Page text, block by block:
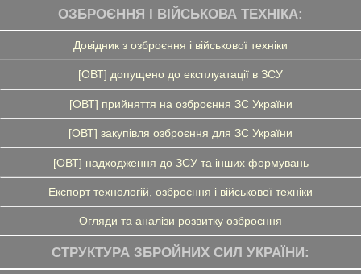
ОЗБРОЄННЯ І ВІЙСЬКОВА ТЕХНІКА:
Довідник з озброєння і військової техніки
[ОВТ] допущено до експлуатації в ЗСУ
[ОВТ] прийняття на озброєння ЗС України
[ОВТ] закупівля озброєння для ЗС України
[ОВТ] надходження до ЗСУ та інших формувань
Експорт технологій, озброєння і військової техніки
Огляди та аналізи розвитку озброєння
СТРУКТУРА ЗБРОЙНИХ СИЛ УКРАЇНИ: